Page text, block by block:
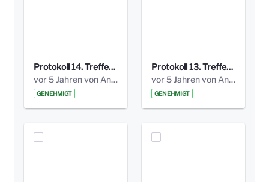
Protokoll 14. Treffen 20160613 AG Bismarckplatz.pdf
vor 5 Jahren von Anni Schlumberger
GENEHMIGT
Protokoll 13. Treffen 20151130 AG Bismarckplatz.pdf
vor 5 Jahren von Anni Schlumberger
GENEHMIGT